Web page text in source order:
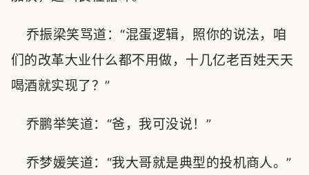
乔振梁笑骂道：“混蛋逻辑，照你的说法，咱
们的改革大业什么都不用做，十几亿老百姓天天
喝酒就实现了？”
乔鹏举笑道：“爸，我可没说！”
乔梦媛笑道：“我大哥就是典型的投机商人。”